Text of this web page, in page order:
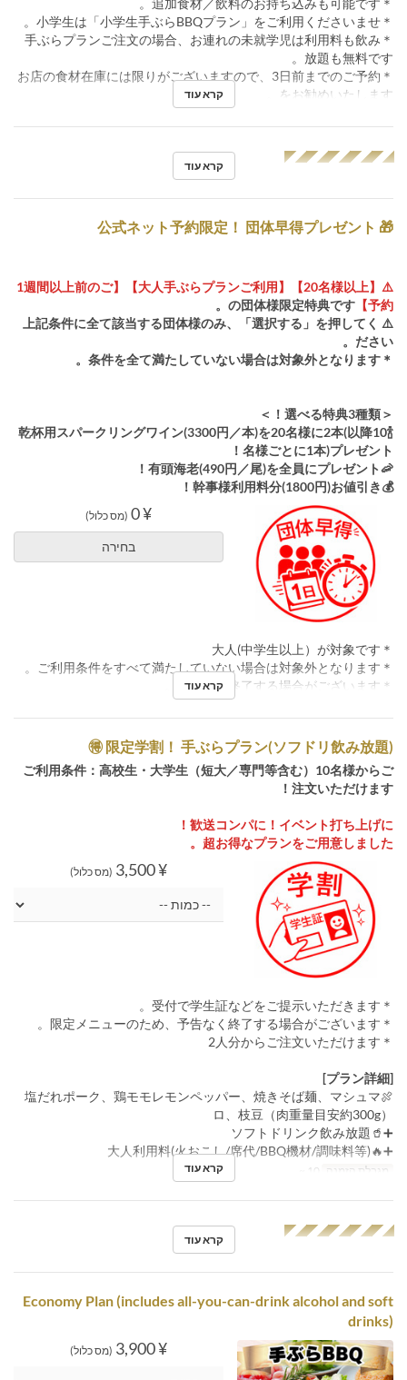
＊追加食材／飲料のお持ち込みも可能です。
＊小学生は「小学生手ぶらBBQプラン」をご利用くださいませ。
＊手ぶらプランご注文の場合、お連れの未就学児は利用料も飲み
放題も無料です。
＊お店の食材在庫には限りがございますので、3日前までのご予約
をお勧めいたします。
קרא עוד
◢◤◢◤◢◤◢◤◢◤
קרא עוד
🎁 公式ネット予約限定！ 団体早得プレゼント
⚠️【20名様以上】【大人手ぶらプランご利用】【1週間以上前のご
予約】
の団体様限定特典です。
⚠️ 上記条件に全て該当する団体様のみ、「選択する」を押してく
ださい。
＊条件を全て満たしていない場合は対象外となります。
＜選べる特典3種類！＞
🍾乾杯用スパークリングワイン(3300円／本)を20名様に2本(以降10
名様ごとに1本)プレゼント！
🦐有頭海老(490円／尾)を全員にプレゼント！
💰幹事様利用料分(1800円)お値引き！
¥ 0 (מס כלול)
בחירה
＊大人(中学生以上）が対象です
＊ご利用条件をすべて満たしていない場合は対象外となります。
＊予告なく終了する場合がございます。
קרא עוד
🉐 限定学割！ 手ぶらプラン(ソフドリ飲み放題)
ご利用条件：高校生・大学生（短大／専門等含む）10名様からご
注文いただけます！
歓送コンパに！イベント打ち上げに！
超お得なプランをご用意しました。
¥ 3,500 (מס כלול)
＊受付で学生証などをご提示いただきます。
＊限定メニューのため、予告なく終了する場合がございます。
＊2人分からご注文いただけます
[プラン詳細]
🍖塩だれポーク、鶏モモレモンペッパー、焼きそば麺、マシュマ
ロ、枝豆（肉重量目安約300g）
➕🥤ソフトドリンク飲み放題
➕🔥大人利用料(火おこし/席代/BBQ機材/調味料等)
מגבלת הזמנה קרא עוד
◢◤◢◤◢◤◢◤◢◤
קרא עוד
Economy Plan (includes all-you-can-drink alcohol and soft
drinks)
¥ 3,900 (מס כלול)